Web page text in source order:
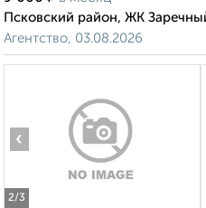
Псковский район, ЖК
Агентство, 03.08.2026
2/3
‹